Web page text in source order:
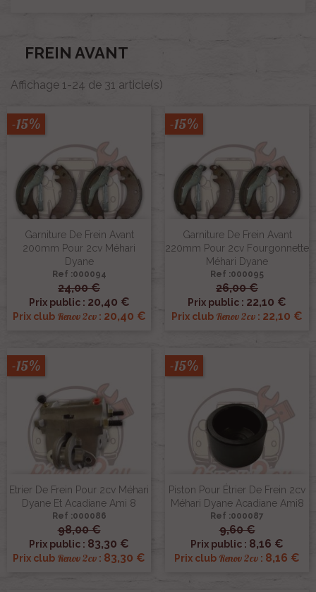
FREIN AVANT
Affichage 1-24 de 31 article(s)
Garniture De Frein Avant
200mm Pour 2cv Méhari
Dyane
Ref :000094
24,00 €
Prix public : 20,40 €
Prix club Renov 2cv: 20,40 €
-15%
Garniture De Frein Avant
220mm Pour 2cv Fourgonnette
Méhari Dyane
Ref :000095
26,00 €
Prix public : 22,10 €
Prix club Renov 2cv : 22,10 €
-15%
Etrier De Frein Pour 2cv Méhari
Dyane Et Acadiane Ami 8
Ref :000086
98,00 €
Prix public : 83,30 €
Prix club Renov 2cv : 83,30 €
-15%
Piston Pour Étrier De Frein 2cv
Méhari Dyane Acadiane Ami8
Ref :000087
9,60 €
Prix public : 8,16 €
Prix club Renov 2cv : 8,16 €
-15%